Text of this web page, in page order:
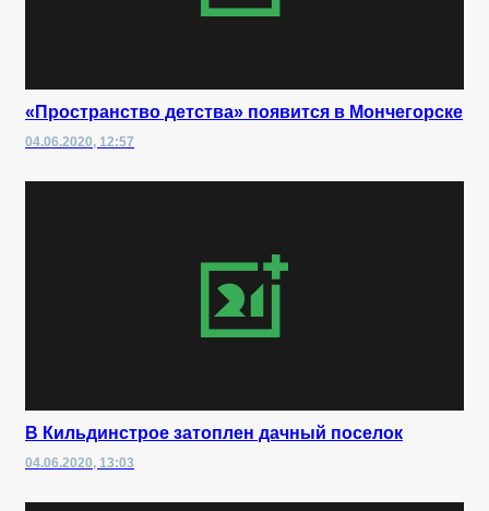
«Пространство детства» появится в Мончегорске
04.06.2020, 12:57
В Кильдинстрое затоплен дачный поселок
04.06.2020, 13:03